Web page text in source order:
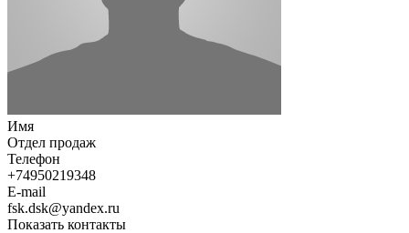
Имя
Отдел продаж
Телефон
+74950219348
E-mail
fsk.dsk@yandex.ru
Показать контакты